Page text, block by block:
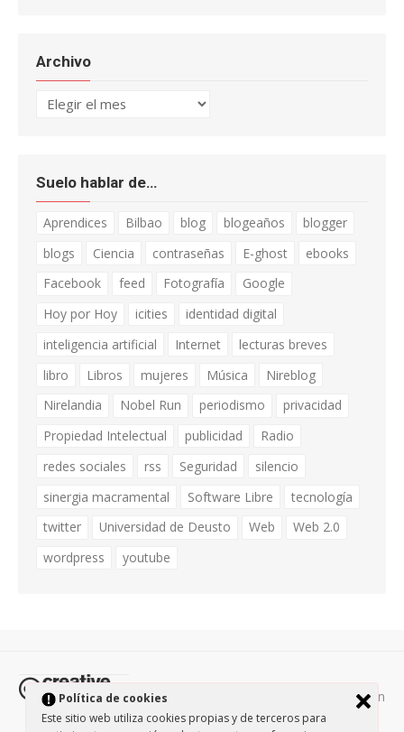
Política de cookies
Este sitio web utiliza cookies propias y de terceros para
Archivo
Archivo
Suelo hablar de…
Aprendices Bilbao blog blogeaños
blogger
blogs
Ciencia contraseñas E-ghost
ebooks
Facebook
feed Fotografía
Google
Hoy por Hoy
icities
identidad digital
inteligencia artificial
Internet
lecturas breves
libro
Libros mujeres Música
Nireblog
Nirelandia
Nobel Run periodismo
privacidad
Propiedad Intelectual
publicidad
Radio
redes sociales
rss Seguridad
silencio
sinergia macramental
Software Libre
tecnología
twitter
Universidad de Deusto Web
Web 2.0
wordpress
youtube
Todos los contenidos de esta página están
protegidos por la licencia Creative Commons Attribution-